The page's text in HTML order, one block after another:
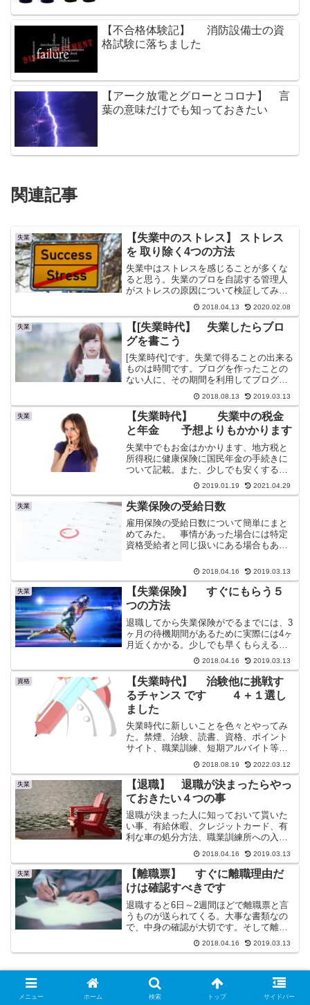
【不合格体験記】 消防設備士の資
格試験に落ちました
【アーク放電とグローとコロナ】 言
葉の意味だけでも知っておきたい
関連記事
失業
【失業中のストレス】 ストレス
を 取り除く4つの方法
失業中はストレスを感じることが多くな
ると思う。失業のプロを自認する管理人
がストレスの原因について検証してみ
る。そしてストレス減少方法について考
2018.04.13 2020.02.08
失業
【[失業時代】 失業したらブロ
グを書こう
[失業時代]です。失業で得ることの出来る
ものは時間です。ブログを作ったことの
ない人に、その期間を利用してブログ作
成を、お勧めしてみた。将来の不労所得
の基礎作りとしてブログを利用してみる
のも1つの手段だと思います。
2018.08.13 2019.03.13
失業
【失業時代】 失業中の税金
と年金 予想よりもかかります
失業中でもお金はかかります、地方税と
所得税に健康保険に国民年金の手続きに
ついて記載。また、少しでも安くする方
法とハローワークでもらえるお金、そし
て在職中にしか出来ない「お小遣い稼
ぎ」について書いてみました。
2019.01.19 2021.04.29
失業 失業保険の受給日数
雇用保険の受給日数について簡単にまと
めてみた。 事情があった場合には特定
資格受給者と同じ扱いにある場合もある
2018.04.16 2019.03.13
失業
【失業保険】 すぐにもらう５
つの方法
退職してから失業保険がでるまでには、3
ヶ月の待機期間があるために実際には4ヶ
月近くかかる。少しでも早くもらえる方
法について書いてみた。2018.04.16 2019.03.13
資格
【失業時代】 治験他に挑戦す
るチャンス です ４＋１選し
ました
失業時代に新しいことを色々とやってみ
た。禁煙、治験、読書、資格、ポイント
サイト、職業訓練、短期アルバイト等で
す。失業はまとまった時間がとれるいい
機会、そう思えばなんとなく気が楽にな
りそうな感じがしませんか？
2018.08.19 2022.03.12
失業
【退職】 退職が決まったらやっ
ておきたい４つの事
退職が決まった人に知っておいて貰いた
い事、有給休暇、クレジットカード、有
利な車の処分方法、職業訓練所への入
所。その他に転職時の有給休暇について
2018.04.16 2019.03.13
失業
【離職票】 すぐに離職理由だ
けは確認すべきです
退職すると6日～2週間ほどで離職票と言
うものが送られてくる。大事な書類なの
で、中身の確認が大切です。そして離職
票がとどくまでは働いても問題はありま
せん。また届かない場合の対処方法につ
2018.04.16 2019.03.13
スポンサーリンク
メニュー ホーム 検索 トップ サイドバー